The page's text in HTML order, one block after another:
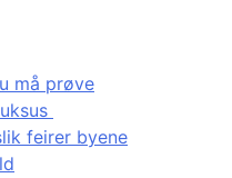
må prøve
feirer byene